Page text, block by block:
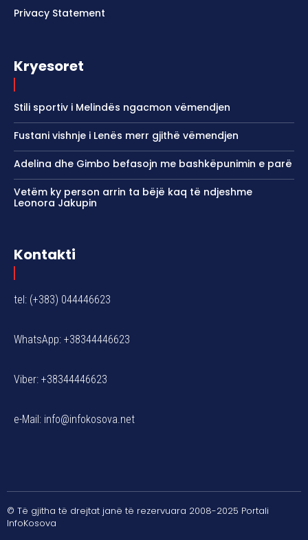
Privacy Statement
Kryesoret
Stili sportiv i Melindës ngacmon vëmendjen
Fustani vishnje i Lenës merr gjithë vëmendjen
Adelina dhe Gimbo befasojn me bashkëpunimin e parë
Vetëm ky person arrin ta bëjë kaq të ndjeshme
Leonora Jakupin
Kontakti
tel: (+383) 044446623
WhatsApp: +38344446623
Viber: +38344446623
e-Mail: info@infokosova.net
© Të gjitha të drejtat janë të rezervuara 2008-2025 Portali
InfoKosova